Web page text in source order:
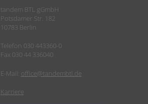
tandem BTL gGmbH
Potsdamer Str. 182
10783 Berlin
Telefon 030 443360-0
Fax 030 44 336040
E-Mail: office@tandembtl.de
Karriere